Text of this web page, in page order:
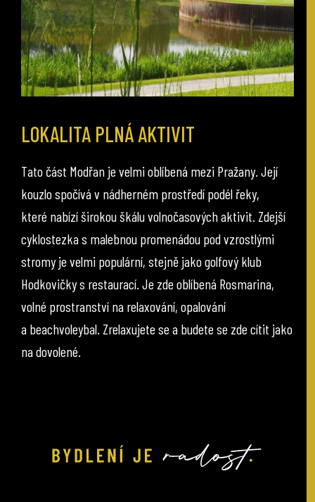
LOKALITA PLNÁ AKTIVIT
Tato část Modřan je velmi oblíbená mezi Pražany. Její
kouzlo spočívá v nádherném prostředí podél řeky,
které nabízí širokou škálu volnočasových aktivit. Zdejší
cyklostezka s malebnou promenádou pod vzrostlými
stromy je velmi populární, stejně jako golfový klub
Hodkovičky s restaurací. Je zde oblíbená Rosmarina,
volné prostranství na relaxování, opalování
a beachvoleybal. Zrelaxujete se a budete se zde cítit jako
na dovolené.